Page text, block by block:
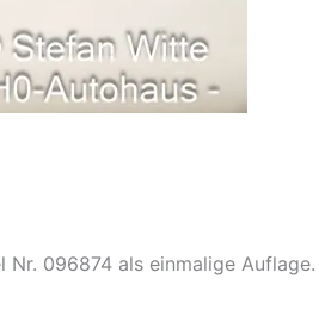
096874 als einmalige Auflage.